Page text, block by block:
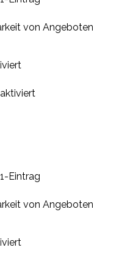
von Angeboten
Eintrag
von Angeboten